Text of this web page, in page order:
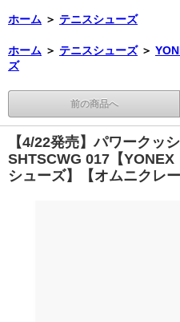
ホーム ＞ テニスシューズ
ホーム ＞ テニスシューズ ＞
ズ
前の商品へ
【4/22発売】パワークッ
SHTSCWG 017【
シューズ】【オムニクレー